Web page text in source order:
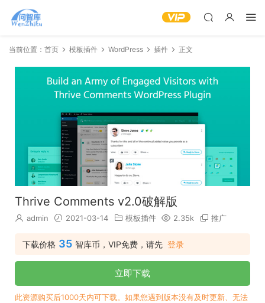
当前位置： 首页 模板插件 WordPress 插件 正文
Thrive Comments v2.0破解版
admin 2021-03-14 模板插件 2.35k 推广
下载价格 35 智库币，VIP免费，请先 登录
立即下载
此资源购买后1000天内可下载。如果您遇到版本没有及时更新、无法